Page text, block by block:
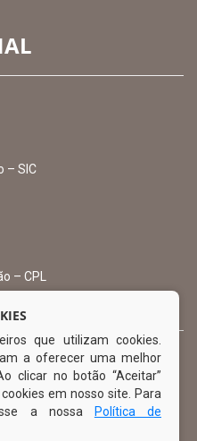
– SICque utilizam cookies.
a oferecer uma melhor
clicar no botão “Aceitar”
em nosso site. Para
a nossa
Política de